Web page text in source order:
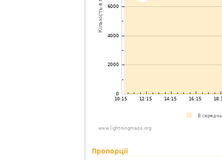
Пропорції